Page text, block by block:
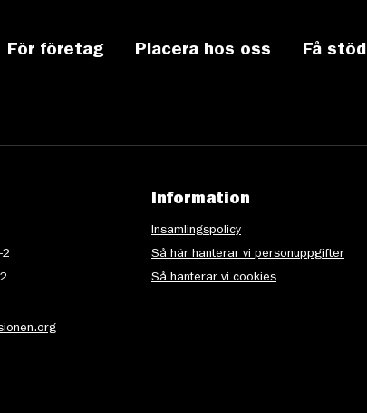
För företag Placera hos oss Få stöd
2
Information
Insamlingspolicy
Så här hanterar vi personuppgifter
Så hanterar vi cookies